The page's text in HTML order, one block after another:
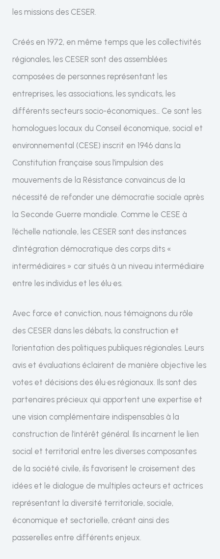
les missions des CESER.
Créés en 1972, en même temps que les collectivités
régionales, les CESER sont des assemblées
composées de personnes représentant les
entreprises, les associations, les syndicats, les
différents secteurs socio-économiques… Ce sont les
homologues locaux du Conseil économique, social et
environnemental (CESE) inscrit en 1946 dans la
Constitution française sous l’impulsion des
mouvements de la Résistance convaincus de la
nécessité de refonder une démocratie sociale après
la Seconde Guerre mondiale. Comme le CESE à
l’échelle nationale, les CESER sont des instances
d’intégration démocratique des corps dits «
intermédiaires » car situés à un niveau intermédiaire
entre les individus et les élu·es.
Avec force et conviction, nous témoignons du rôle
des CESER dans les débats, la construction et
l’orientation des politiques publiques régionales. Leurs
avis et évaluations éclairent de manière objective les
votes et décisions des élu·es régionaux. Ils sont des
partenaires précieux qui apportent une expertise et
une vision complémentaire indispensables à la
construction de l’intérêt général. Ils incarnent le lien
social et territorial entre les diverses composantes
de la société civile, ils favorisent le croisement des
idées et le dialogue de multiples acteurs et actrices
représentant la diversité territoriale, sociale,
économique et sectorielle, créant ainsi des
passerelles entre différents enjeux.